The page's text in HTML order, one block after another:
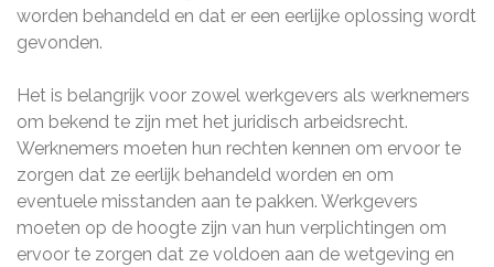
worden behandeld en dat er een eerlijke oplossing wordt
gevonden.
Het is belangrijk voor zowel werkgevers als werknemers
om bekend te zijn met het juridisch arbeidsrecht.
Werknemers moeten hun rechten kennen om ervoor te
zorgen dat ze eerlijk behandeld worden en om
eventuele misstanden aan te pakken. Werkgevers
moeten op de hoogte zijn van hun verplichtingen om
ervoor te zorgen dat ze voldoen aan de wetgeving en